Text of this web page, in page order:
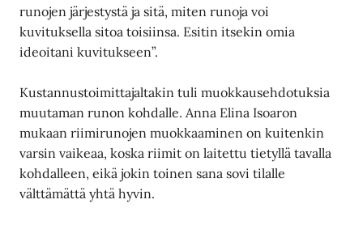
runojen järjestystä ja sitä, miten runoja voi
kuvituksella sitoa toisiinsa. Esitin itsekin omia
ideoitani kuvitukseen”.
Kustannustoimittajaltakin tuli muokkausehdotuksia
muutaman runon kohdalle. Anna Elina Isoaron
mukaan riimirunojen muokkaaminen on kuitenkin
varsin vaikeaa, koska riimit on laitettu tietyllä tavalla
kohdalleen, eikä jokin toinen sana sovi tilalle
välttämättä yhtä hyvin.